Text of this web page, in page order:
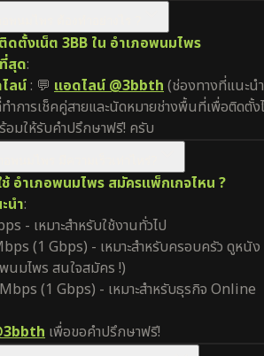
ตั้งเน็ต 3BB ใน อำเภอพนมไพร
สุด:
ลน์: 💬 แอดไลน์ @3bbth(ช่องทางที่แนะน
ทำการเช็คคู่สายและนัดหมายช่างพื้นที่เพื่อติดตั้ง
อมให้รับคำปรึกษาฟรี! ครับ
อำเภอพนมไพร สมัครแพ็กเกจไหน ?
นำ:
- เหมาะสำหรับใช้งานทั่วไป
(1 Gbps) - เหมาะสำหรับครอบครัว ดูหนัง
พนมไพร สนใจสมัคร !)
(1 Gbps) - เหมาะสำหรับธุรกิจ Online
เพื่อขอคำปรึกษาฟรี!